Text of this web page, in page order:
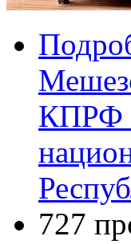
КПРФ
727